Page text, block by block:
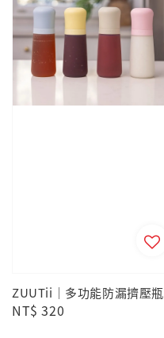
ZUUTii｜多功能防漏擠壓瓶
Regular
NT$ 320